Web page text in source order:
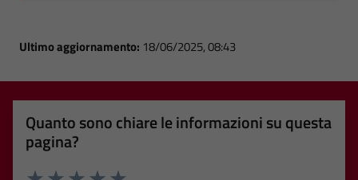
Ultimo aggiornamento: 18/06/2025, 08:43
Quanto sono chiare le informazioni su questa
pagina?